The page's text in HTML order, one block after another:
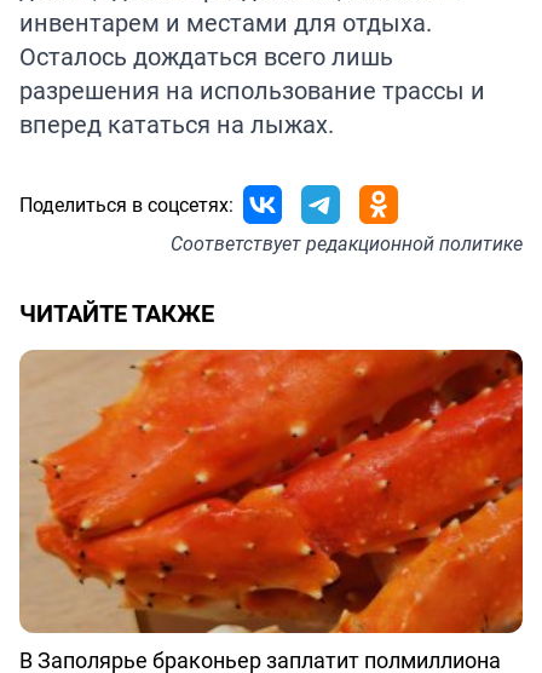
инвентарем и местами для отдыха.
Осталось дождаться всего лишь
разрешения на использование трассы и
вперед кататься на лыжах.
Поделиться в соцсетях:
Соответствуетредакционной политике
ЧИТАЙТЕ ТАКЖЕ
В Заполярье браконьер заплатит полмиллиона